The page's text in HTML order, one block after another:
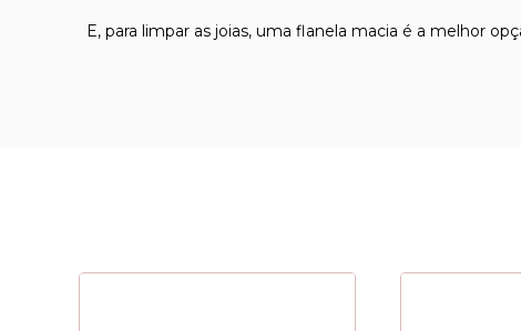
E, para limpar as joias, uma flanela macia é a melhor